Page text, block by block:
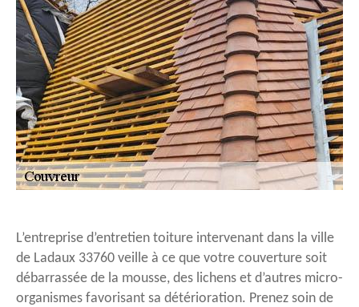
L’entreprise d’entretien toiture intervenant dans la ville
de Ladaux 33760 veille à ce que votre couverture soit
débarrassée de la mousse, des lichens et d’autres micro-
organismes favorisant sa détérioration. Prenez soin de